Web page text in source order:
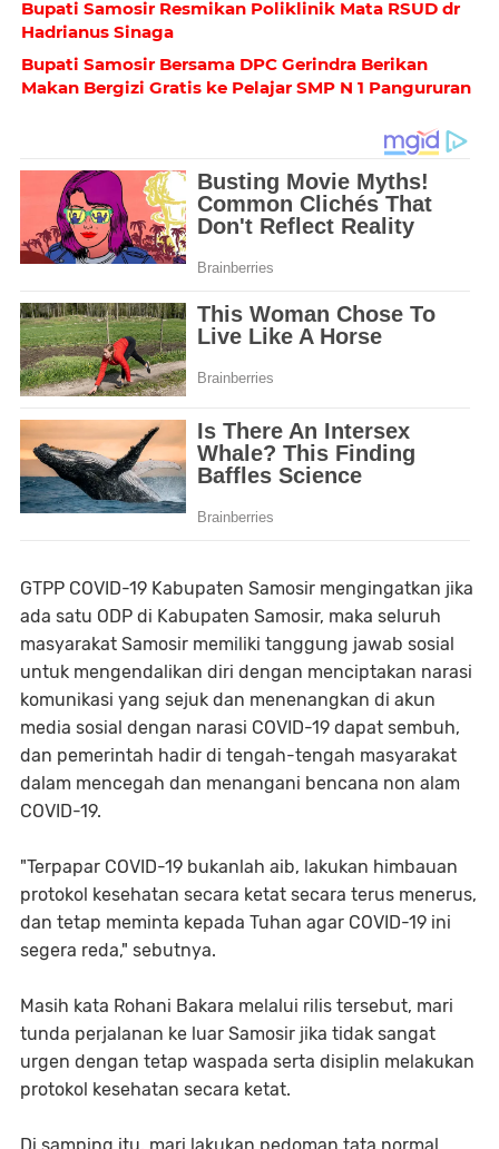
Bupati Samosir Resmikan Poliklinik Mata RSUD dr
Hadrianus Sinaga
Bupati Samosir Bersama DPC Gerindra Berikan
Makan Bergizi Gratis ke Pelajar SMP N 1 Pangururan
GTPP COVID-19 Kabupaten Samosir mengingatkan jika
ada satu ODP di Kabupaten Samosir, maka seluruh
masyarakat Samosir memiliki tanggung jawab sosial
untuk mengendalikan diri dengan menciptakan narasi
komunikasi yang sejuk dan menenangkan di akun
media sosial dengan narasi COVID-19 dapat sembuh,
dan pemerintah hadir di tengah-tengah masyarakat
dalam mencegah dan menangani bencana non alam
COVID-19.
"Terpapar COVID-19 bukanlah aib, lakukan himbauan
protokol kesehatan secara ketat secara terus menerus,
dan tetap meminta kepada Tuhan agar COVID-19 ini
segera reda," sebutnya.
Masih kata Rohani Bakara melalui rilis tersebut, mari
tunda perjalanan ke luar Samosir jika tidak sangat
urgen dengan tetap waspada serta disiplin melakukan
protokol kesehatan secara ketat.